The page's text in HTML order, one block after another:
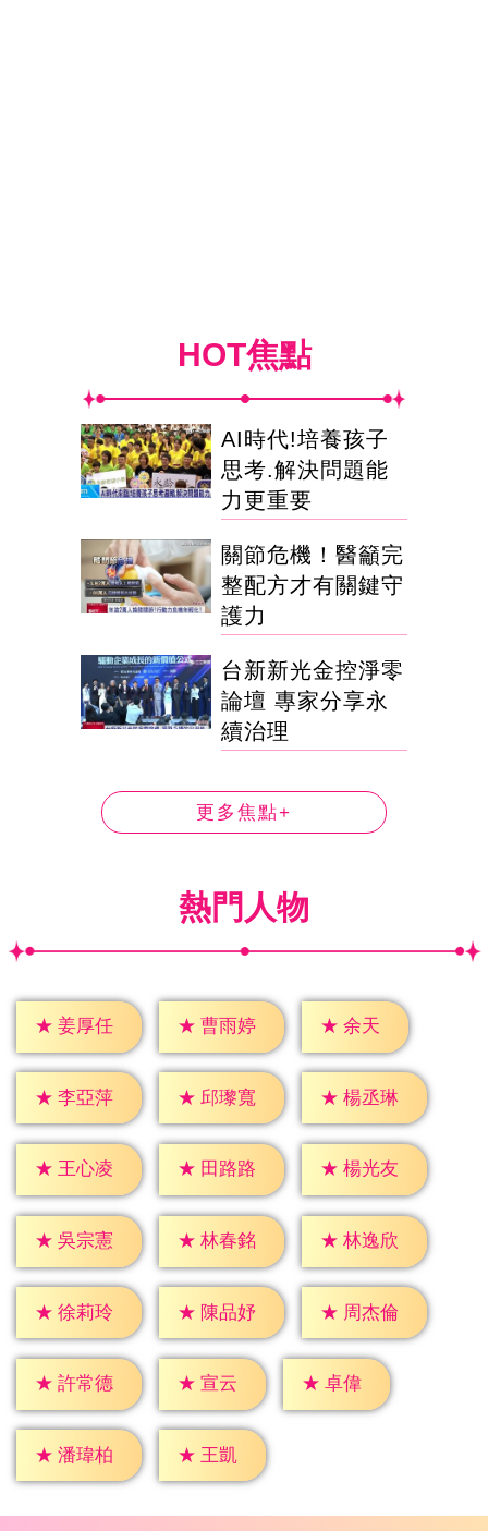
HOT焦點
AI時代!培養孩子
思考.解決問題能
力更重要
關節危機！醫籲完
整配方才有關鍵守
護力
台新新光金控淨零
論壇 專家分享永
續治理
更多焦點+
熱門人物
★ 姜厚任 ★ 曹雨婷 ★ 余天
★ 李亞萍 ★ 邱瓈寬 ★ 楊丞琳
★ 王心凌 ★ 田路路 ★ 楊光友
★ 吳宗憲 ★ 林春銘 ★ 林逸欣
★ 徐莉玲 ★ 陳品妤 ★ 周杰倫
★ 許常德 ★ 宣云 ★ 卓偉
★ 潘瑋柏 ★ 王凱